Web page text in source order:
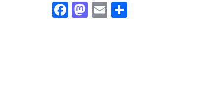
Facebook
Mastodon
Email